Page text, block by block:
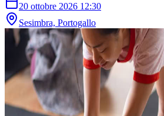
20 ottobre 2026 12:30
Sesimbra, Portogallo
Ritiro di yoga estivo: dalla pelle
OTTOBRE 5 NOVEMBRE
Vivi un’esperienza di profondo